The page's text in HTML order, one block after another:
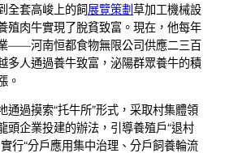
全套高峻上的飼展覽策劃草加工機械設
殖肉牛實現了脫貧致富。現在，他每年
——河南恒都食物無限公司供應二三百
多人通過養牛致富，泌陽群眾養牛的積
。
通過摸索“托牛所”形式，采取村集體領
頭企業投建的辦法，引導養殖戶“退村
行“分戶應用集中治理、分戶飼養輪流